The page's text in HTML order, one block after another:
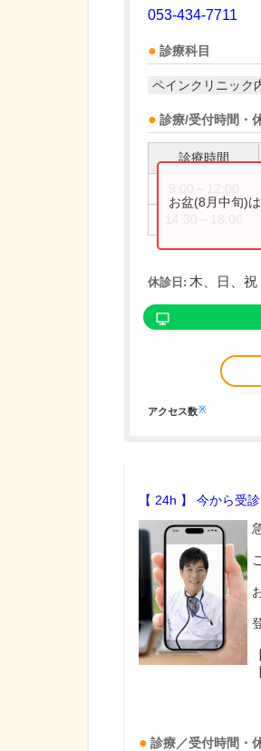
053-434-7711
診療科目
ペインクリニック
診療/受付時間・
診療時間
お盆(8月中旬)
休診日: 木、日、祝
アクセス数※
【 24h 】 今から受
診療／受付時間・